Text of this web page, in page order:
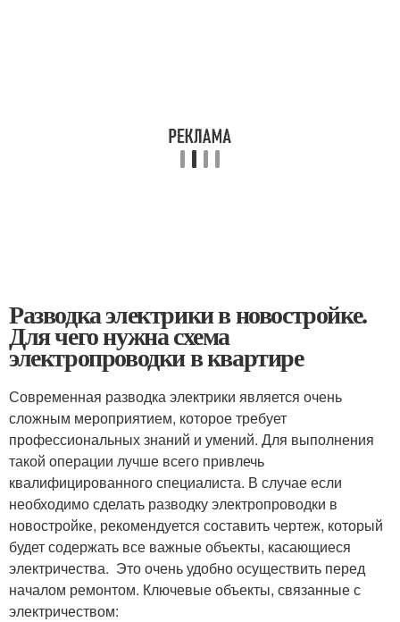
Разводка электрики в новостройке.
Для чего нужна схема
электропроводки в квартире
Современная разводка электрики является очень
сложным мероприятием, которое требует
профессиональных знаний и умений. Для выполнения
такой операции лучше всего привлечь
квалифицированного специалиста. В случае если
необходимо сделать разводку электропроводки в
новостройке, рекомендуется составить чертеж, который
будет содержать все важные объекты, касающиеся
электричества. Это очень удобно осуществить перед
началом ремонтом. Ключевые объекты, связанные с
электричеством: